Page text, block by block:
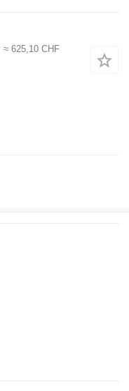
≈ 625,10 CHF